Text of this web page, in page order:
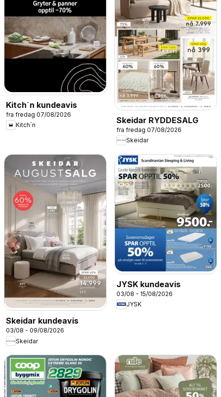
Kitch´n kundeavis
fra fredag 07/08/2026
Kitch´n
Skeidar RYDDESALG
fra fredag 07/08/2026
Skeidar
Skeidar kundeavis
03/08 - 09/08/2026
Skeidar
JYSK kundeavis
03/08 - 15/08/2026
JYSK